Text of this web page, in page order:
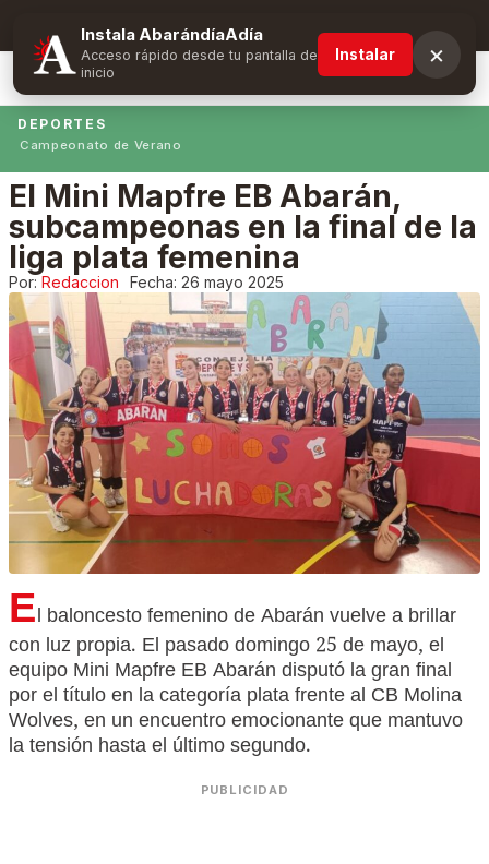
Suscríbete y obtén ventajas exclusivas
DEPORTES
Campeonato de Verano
El Mini Mapfre EB Abarán,
subcampeonas en la final de la
liga plata femenina
Por: Redaccion Fecha: 26 mayo 2025
El baloncesto femenino de Abarán vuelve a brillar
con luz propia. El pasado domingo 25 de mayo, el
equipo Mini Mapfre EB Abarán disputó la gran final
por el título en la categoría plata frente al CB Molina
Wolves, en un encuentro emocionante que mantuvo
la tensión hasta el último segundo.
PUBLICIDAD
Instala AbarándíaAdía
Acceso rápido desde tu pantalla de
inicio
Instalar ×